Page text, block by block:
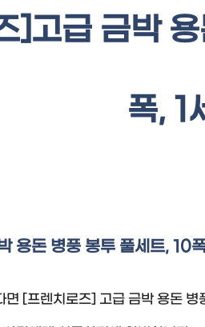
]고급 금박
폭, 1
용돈 병풍 봉투 풀세트, 10
면 [프렌치로즈] 고급 금박 용돈